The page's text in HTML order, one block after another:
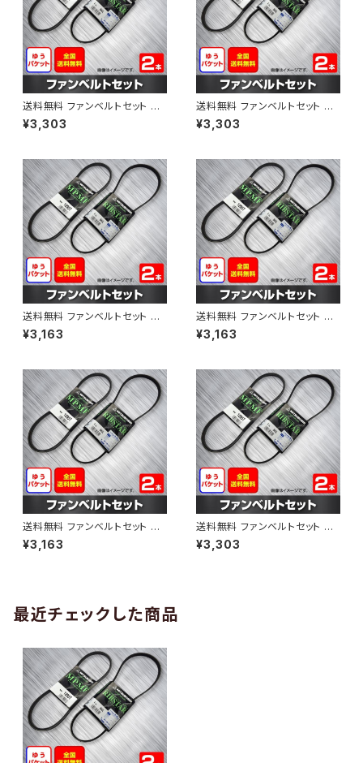
送料無料 ファンベルトセット ト
ヨタ プロボックス 型式NCP50
V H24.01～ （国内トップメーカ
¥3,303
送料無料 ファンベルトセット ト
ヨタ プロボックス 型式NCP51V
H24.01～ （国内トップメーカ
¥3,303
送料無料 ファンベルトセット ト
ヨタ プロボックス 型式NCP51V
H15.06～H24.02 （国内トップ
¥3,163
送料無料 ファンベルトセット ト
ヨタ プロボックス 型式NCP58
G H14.06～H15.06 （国内トッ
¥3,163
送料無料 ファンベルトセット ト
ヨタ プロボックス 型式NCP50
V H24.03～ （国内トップメーカ
¥3,163
送料無料 ファンベルトセット ト
ヨタ プロボックス 型式NCP58
G H24.01～ （国内トップメーカ
¥3,303
最近チェックした商品